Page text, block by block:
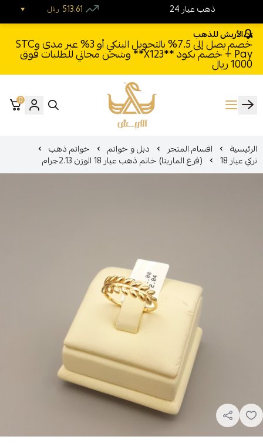
الأربش للذهب
خصم يصل إلى 7.5% بالتحويل البنكي أو 3% عبر مدى وSTC
Pay + خصم بكود **X123** وشحن مجاني للطلبات فوق
1000 ريال
الأربش للذهب
0
الرئيسية اقسام المتجر دبل و خواتم خواتم ذهب
تركي عيار 18 (فرع المارينا) خاتم ذهب عيار 18 الوزن 2.13جرام
24 ذهب عيار ريال 513.61